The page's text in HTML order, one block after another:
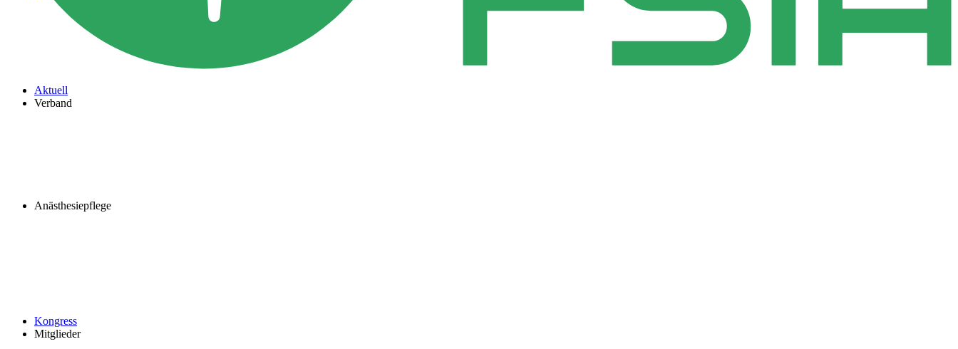
Aktuell
Verband
Anästhesiepflege
Kongress
Mitglieder